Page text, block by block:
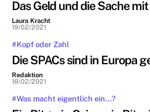
Das Geld und die Sache
Laura Kracht -
19/02/2021
#Kopf oder Zahl
Die SPACs sind in Europa
Redaktion -
18/02/2021
#Was macht eigentlich ein...?